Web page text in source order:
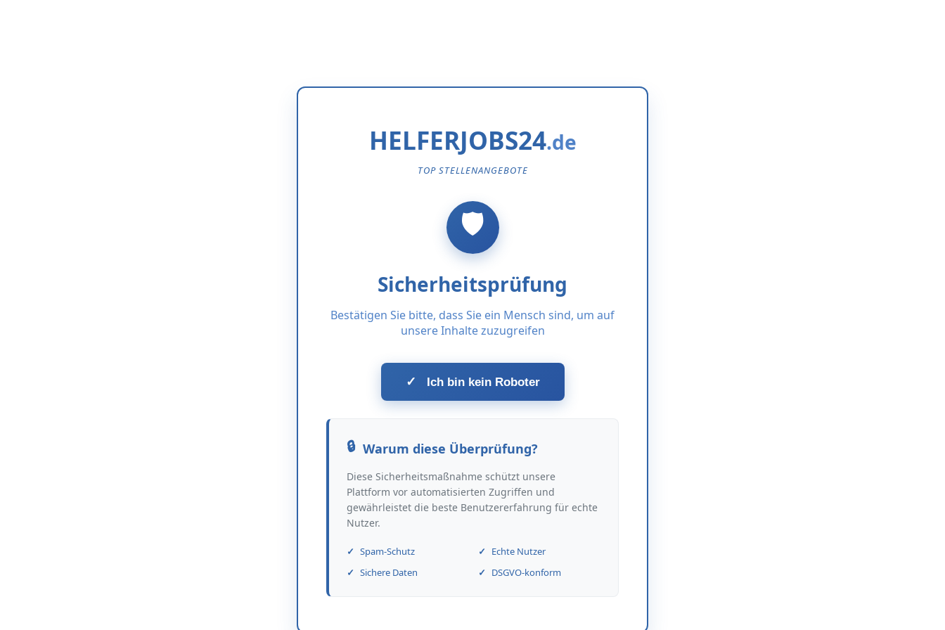
HELFERJOBS24
TOP STELLENANGEBOTE
Sicherheitsprüfung
Bestätigen Sie bitte, dass Sie ein Mensch sind, um auf
unsere Inhalte zuzugreifen
✓ Ich bin kein Roboter
Warum diese Überprüfung?
Diese Sicherheitsmaßnahme schützt unsere
Plattform vor automatisierten Zugriffen und
gewährleistet die beste Benutzererfahrung für echte
Nutzer.
Spam-Schutz
Echte Nutzer
Sichere Daten
DSGVO-konform